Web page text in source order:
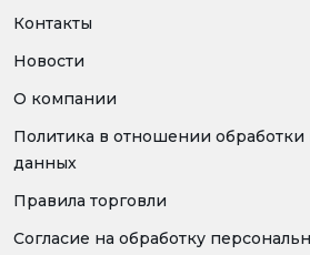
Контакты
Новости
О компании
Политика в отношении
данных
Правила торговли
Согласие на обработку